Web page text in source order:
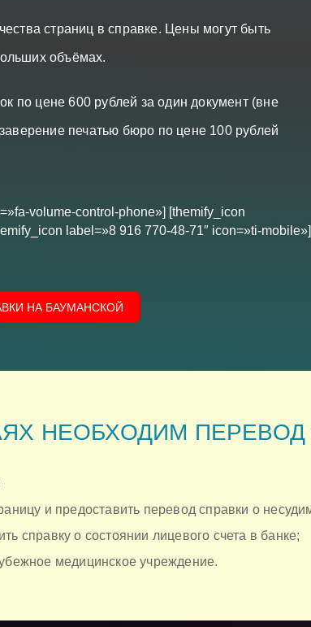
страниц в справке. Цены могут быть
объёмах.
по цене 600 рублей за один документ (вне
печатью бюро по цене 100 рублей
volume-control-phone»] [themify_icon
label=»8 916 770-48-71″ icon=»ti-mobile»]
НА БАУМАНСКОЙ
НЕОБХОДИМ ПЕРЕВОД
и предоставить перевод справки о
справку о состоянии лицевого счета в банке;
медицинское учреждение.